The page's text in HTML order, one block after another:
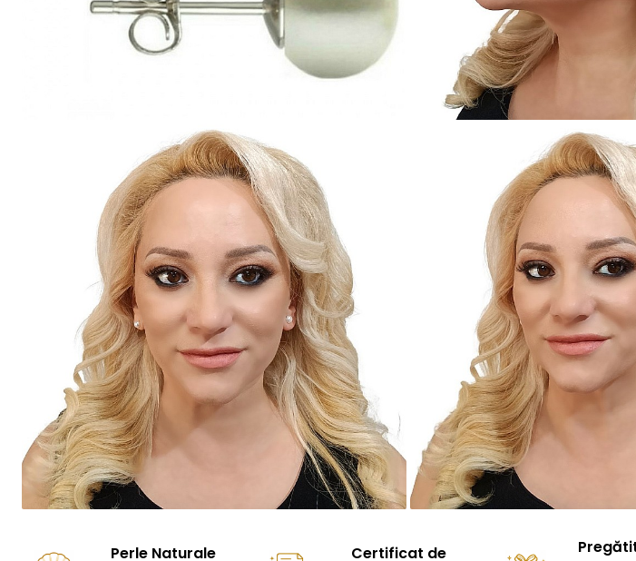
Seturi Perle cu Argint
Perle Naturale
Certificat de